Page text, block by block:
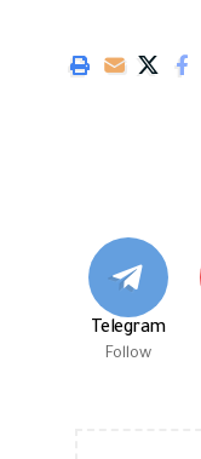
Telegram
Follow